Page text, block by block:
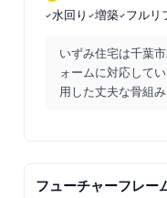
水回り 増築 フルリ
いずみ住宅は千葉
ォームに対応して
用した丈夫な骨組
フューチャーフレー